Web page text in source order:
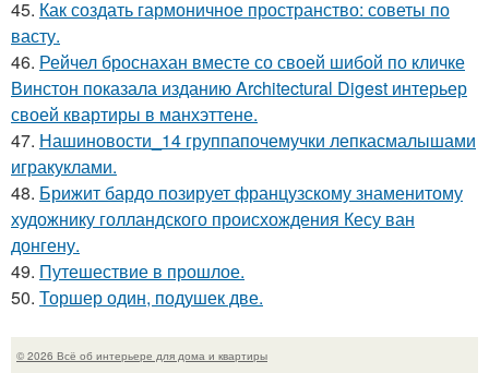
45. Как создать гармоничное пространство: советы по
васту.
46. Рейчел броснахан вместе со своей шибой по кличке
Винстон показала изданию Architectural Digest интерьер
своей квартиры в манхэттене.
47. Нашиновости_14 группапочемучки лепкасмалышами
игракуклами.
48. Брижит бардо позирует французскому знаменитому
художнику голландского происхождения Кесу ван
донгену.
49. Путешествие в прошлое.
50. Торшер один, подушек две.
© 2026 Всё об интерьере для дома и квартиры